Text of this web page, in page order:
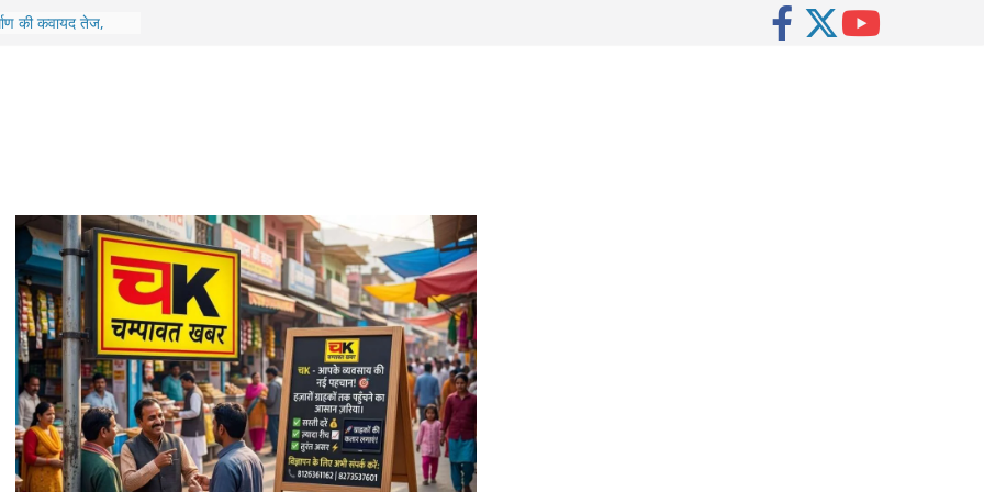
विकास को मिली
जिला अस्पताल में
व्यवस्थाओं का लिया
‘नंदा शिखर सम्मान’
एवं राजमार्ग
स्वाला क्षेत्र का
कार्यों का